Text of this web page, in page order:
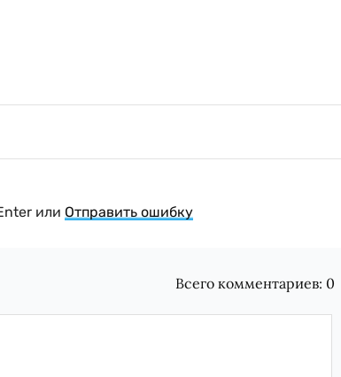
или Отправить ошибку
Всего комментариев: 0